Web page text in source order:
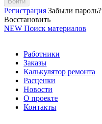
Регистрация Забыли пароль?
Восстановить
NEW Поиск материалов
Работники
Заказы
Калькулятор ремонта
Расценки
Новости
О проекте
Контакты